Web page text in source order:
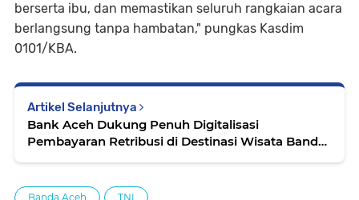
berserta ibu, dan memastikan seluruh rangkaian acara
berlangsung tanpa hambatan," pungkas Kasdim
0101/KBA.
Artikel Selanjutnya
Bank Aceh Dukung Penuh Digitalisasi
Pembayaran Retribusi di Destinasi Wisata Banda
Banda Aceh TNI